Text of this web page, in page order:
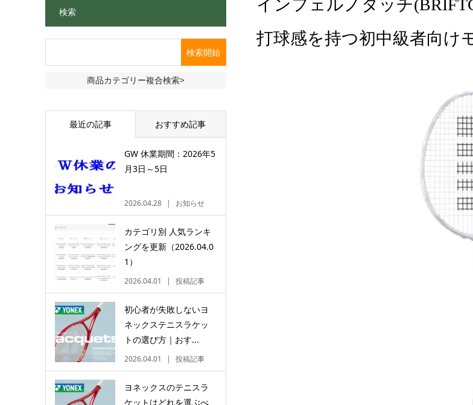
インフェルノタッチ
打球感を持つ初中級者向け
検索
商品カテゴリー複合検索>
最近の記事 おすすめ記事
GW 休業期間：2026年5
月3日～5日
2026.04.28 お知らせ
カテゴリ別 人気ランキ
ングを更新（2026.04.0
1）
2026.04.01 投稿記事
初心者が失敗しないヨ
ネックステニスラケッ
トの選び方｜おす...
2026.04.01 投稿記事
ヨネックスのテニスラ
ケットはどれを選ぶべ